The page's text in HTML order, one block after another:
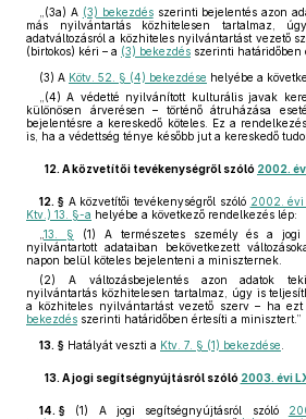
„(3a) A (3) bekezdésszerinti bejelentés azon
más nyilvántartás közhitelesen tartalmaz,
adatváltozásról a közhiteles nyilvántartást vezető
(birtokos) kéri – a (3) bekezdés szerinti határidőben
(3) A Kötv. 52. § (4) bekezdése helyébe a
„(4) A védetté nyilvánított kulturális javak
különösen árverésen – történő átruházása
bejelentésre a kereskedő köteles. Ez a
is, ha a védettség ténye később jut a kereskedő
12. A közvetítői tevékenységről szóló 2002.
12. § A közvetítői tevékenységről szóló 2002. évi
Ktv.) 13. §-a helyébe a következő rendelkezés lép:
13. § (1) A természetes személy és a jogi
nyilvántartott adataiban bekövetkezett
napon belül köteles bejelenteni a miniszternek.
(2) A változásbejelentés azon adatok
nyilvántartás közhitelesen tartalmaz, úgy is
a közhiteles nyilvántartást vezető szerv – ha
bekezdés szerinti határidőben értesíti a minisztert.”
13. § Hatályát veszti a Ktv. 7. § (1) bekezdése
13. A jogi segítségnyújtásról szóló 2003. évi
14. § (1) A jogi segítségnyújtásról szóló